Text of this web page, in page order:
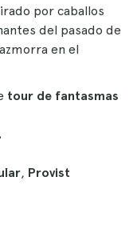
por caballos
del pasado de
en el
tour de fantasmas
, Provist